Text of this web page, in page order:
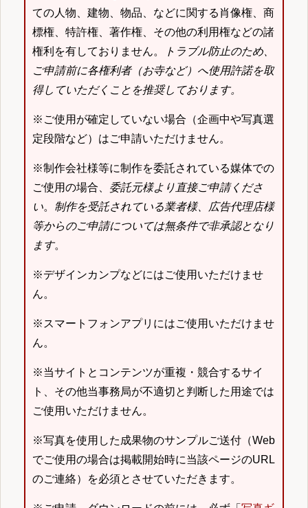
ての人物、建物、物品、などに関する肖像権、商
標権、特許権、著作権、その他の利用権などの諸
権利を有しておりません。
トラブル防止のため、
ご申請前に各権利者（お寺など）へ使用許諾を取
得していただくことを推奨しております。
※ご使用が確定していない場合（企画中や写真選
定段階など）はご申請いただけません。
※制作会社様等に制作を委託されている媒体での
ご使用の場合、 委託元様より直接ご申請くださ
い。 制作を受託されている業者様、広告代理店様
等からのご申請については無条件で非承認となり
ます。
※デザインカンプなどにはご使用いただけませ
ん。
※スマートフォンアプリにはご使用いただけませ
ん。
※当サイトとコンテンツが重複・競合するサイ
ト、その他当事務局が不適切と判断した用途では
ご使用いただけません。
※写真を使用した成果物のサンプルご送付（Web
でご使用の場合は掲載開始時に当該ページのURL
のご連絡）を必須とさせていただきます。